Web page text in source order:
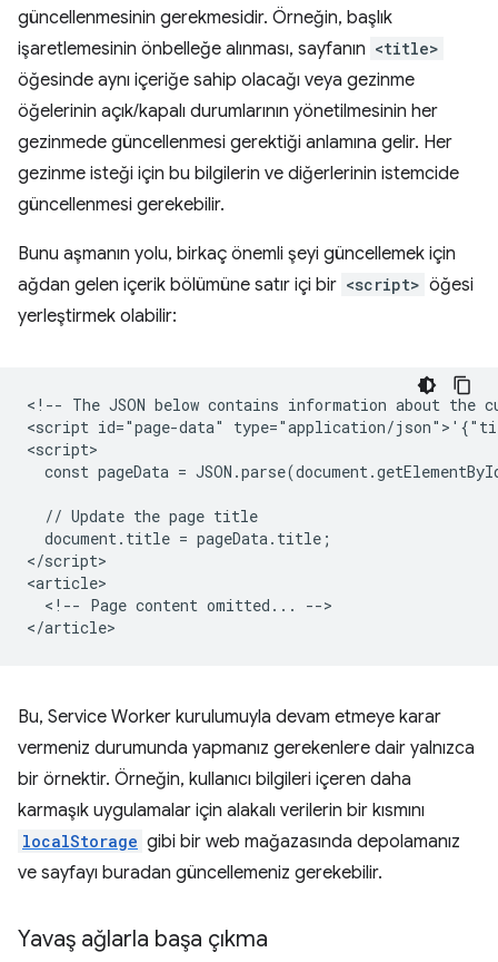
güncellenmesinin gerekmesidir. Örneğin, başlık
işaretlemesinin önbelleğe alınması, sayfanın <title>
öğesinde aynı içeriğe sahip olacağı veya gezinme
öğelerinin açık/kapalı durumlarının yönetilmesinin her
gezinmede güncellenmesi gerektiği anlamına gelir. Her
gezinme isteği için bu bilgilerin ve diğerlerinin istemcide
güncellenmesi gerekebilir.
Bunu aşmanın yolu, birkaç önemli şeyi güncellemek için
ağdan gelen içerik bölümüne satır içi bir <script> öğesi
yerleştirmek olabilir:
<!-- The JSON below contains information about the
<script id="page-data" type="application/
<script>
const pageData =
  // Update the page title
  document.title = pageData.title;
</script>
<article>
  <!-- Page content omitted... -->
Bu, Service Worker kurulumuyla devam etmeye karar
vermeniz durumunda yapmanız gerekenlere dair yalnızca
bir örnektir. Örneğin, kullanıcı bilgileri içeren daha
karmaşık uygulamalar için alakalı verilerin bir kısmını
localStorage gibi bir web mağazasında depolamanız
ve sayfayı buradan güncellemeniz gerekebilir.
Yavaş ağlarla başa çıkma